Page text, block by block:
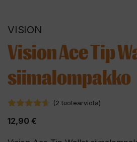
VISION
Vision Ace Tip
siimalompakko
(2 tuotearviota)
12,90 €